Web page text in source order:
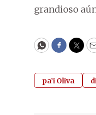
grandioso
WhatsApp
pa’i Oliva